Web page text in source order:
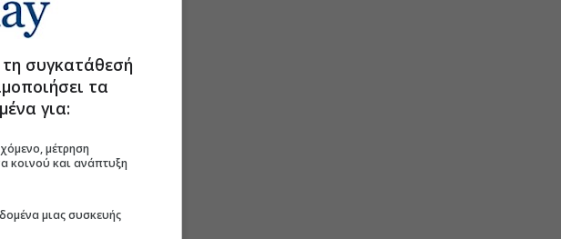
κίνησης
συγκατάθεσή
τα
για:
μέτρηση
κοινού και ανάπτυξη
μιας συσκευής